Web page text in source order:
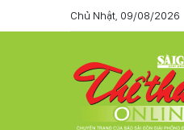
Chủ Nhật, 09/08/2026